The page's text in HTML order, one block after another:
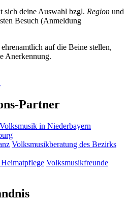
sich deine Auswahl bzgl. Region und
Besuch (Anmeldung
auf die Beine stellen,
Anerkennung.
Partner
Volksmusik in Niederbayern
Volksmusikberatung des Bezirks
Volksmusikfreunde